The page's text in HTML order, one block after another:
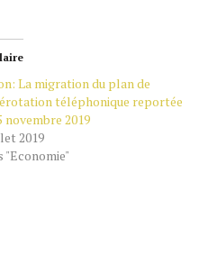
La migration du plan de
téléphonique reportée
novembre 2019
2019
"Economie"